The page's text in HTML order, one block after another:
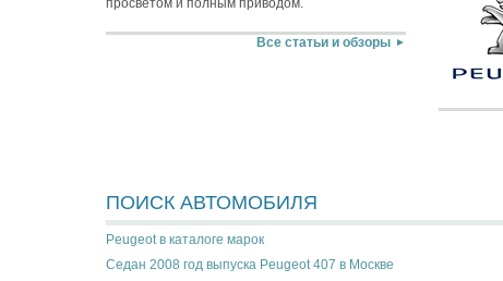
просветом и полным приводом.
Все статьи и обзоры
ПОИСК АВТОМОБИЛЯ
Peugeot в каталоге марок
Седан 2008 год выпуска Peugeot 407 в Москве